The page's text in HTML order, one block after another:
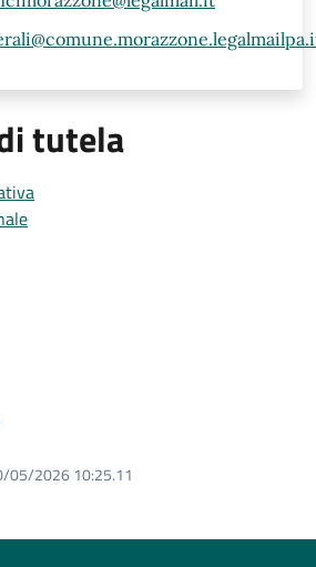
tutela
05/2026 10:25.11